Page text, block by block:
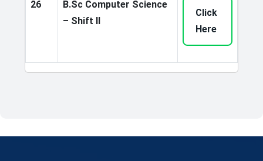
26
B.Sc Computer Science
– Shift II
Click
Here